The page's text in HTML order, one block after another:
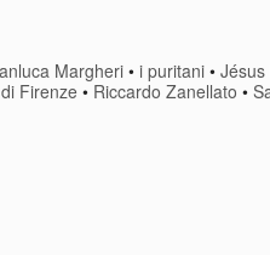
Margheri •i puritani •Jésus
Firenze • Riccardo Zanellato •